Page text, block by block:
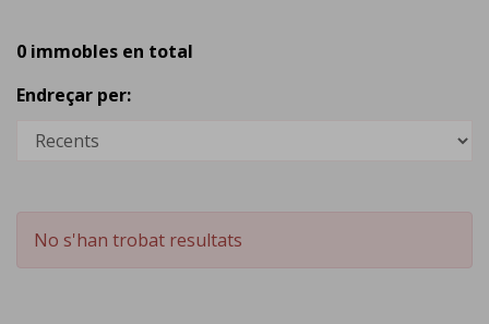
0 immobles en total
Endreçar per:
No s'han trobat resultats